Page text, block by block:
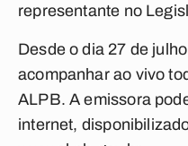
representante no
Desde o dia 27 de
acompanhar ao vivo
ALPB. A emissora
internet,